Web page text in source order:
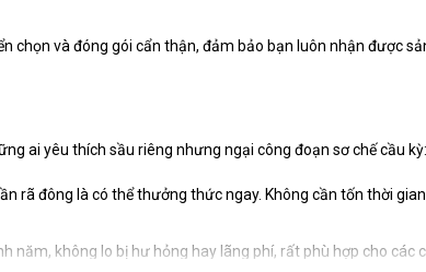
chọn và đóng gói cẩn thận, đảm bảo bạn luôn nhận được
ai yêu thích sầu riêng nhưng ngại công đoạn sơ chế cầu kỳ:
rã đông là có thể thưởng thức ngay. Không cần tốn thời
năm, không lo bị hư hỏng hay lãng phí, rất phù hợp cho các